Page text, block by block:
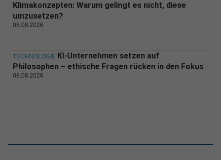
Klimakonzepten: Warum gelingt es nicht, diese
umzusetzen?
08.08.2026
TECHNOLOGIE KI-Unternehmen setzen auf
Philosophen – ethische Fragen rücken in den Fokus
08.08.2026